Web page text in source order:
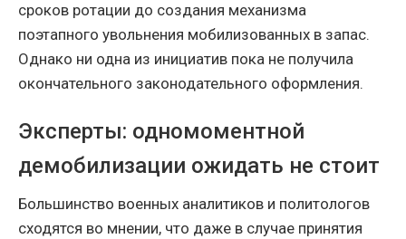
сроков ротации до создания механизма
поэтапного увольнения мобилизованных в запас.
Однако ни одна из инициатив пока не получила
окончательного законодательного оформления.
Эксперты: одномоментной
демобилизации ожидать не стоит
Большинство военных аналитиков и политологов
сходятся во мнении, что даже в случае принятия